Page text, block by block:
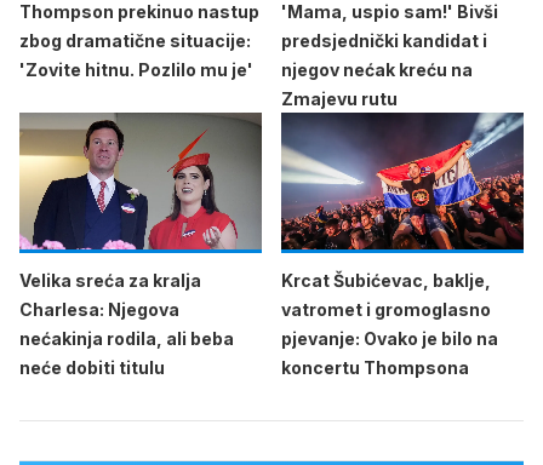
Thompson prekinuo nastup
zbog dramatične situacije:
'Zovite hitnu. Pozlilo mu je'
'Mama, uspio sam!' Bivši
predsjednički kandidat i
njegov nećak kreću na
Zmajevu rutu
Velika sreća za kralja
Charlesa: Njegova
nećakinja rodila, ali beba
neće dobiti titulu
Krcat Šubićevac, baklje,
vatromet i gromoglasno
pjevanje: Ovako je bilo na
koncertu Thompsona